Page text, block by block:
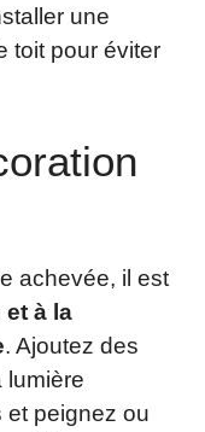
une
toit pour éviter
achevée, il est
à la
. Ajoutez des
lumière
et peignez ou